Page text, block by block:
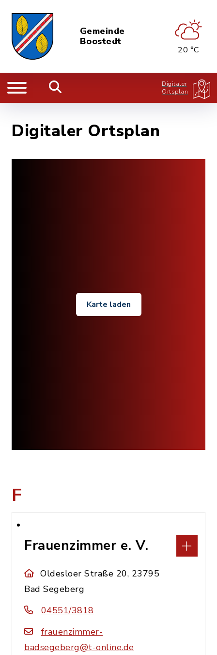
Gemeinde
Boostedt
20 °C
Digitaler
Ortsplan
Digitaler Ortsplan
Karte laden
F
Frauenzimmer e. V.
Oldesloer Straße 20, 23795
Bad Segeberg
04551/3818
frauenzimmer-
badsegeberg@t-online.de